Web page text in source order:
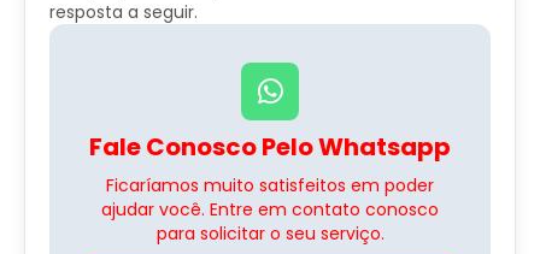
resposta a seguir.
Fale Conosco Pelo Whatsapp
Ficaríamos muito satisfeitos em poder
ajudar você. Entre em contato conosco
para solicitar o seu serviço.